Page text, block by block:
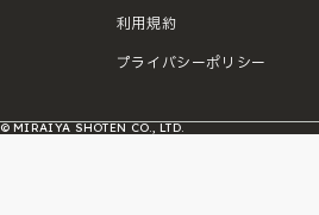
利用規約
プライバシーポリシー
© MIRAIYA SHOTEN CO., LTD.